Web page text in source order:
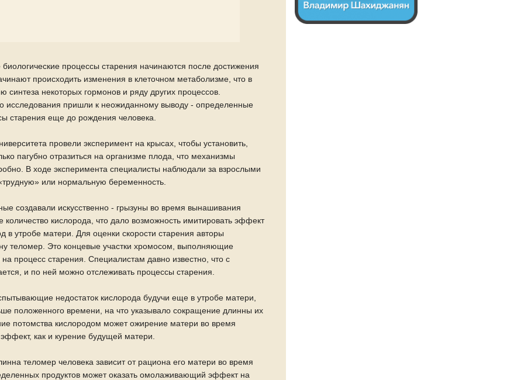
биологические процессы старения начинаются после достижения
происходить изменения в клеточном метаболизме, что в
некоторых гормонов и ряду других процессов.
исследования пришли к неожиданному выводу - определенные
старения еще до рождения человека.
иверситета провели эксперимент на крысах, чтобы установить,
пагубно отразиться на организме плода, что механизмы
В ходе эксперимента специалисты наблюдали за взрослыми
или нормальную беременность.
создавали искусственно - грызуны во время вынашивания
кислорода, что дало возможность имитировать эффект
в утробе матери. Для оценки скорости старения авторы
теломер. Это концевые участки хромосом, выполняющие
процесс старения. Специалистам давно известно, что с
и по ней можно отслеживать процессы старения.
недостаток кислорода будучи еще в утробе матери,
положенного времени, на что указывало сокращение длинны их
потомства кислородом может ожирение матери во время
как и курение будущей матери.
теломер человека зависит от рациона его матери во время
продуктов может оказать омолаживающий эффект на